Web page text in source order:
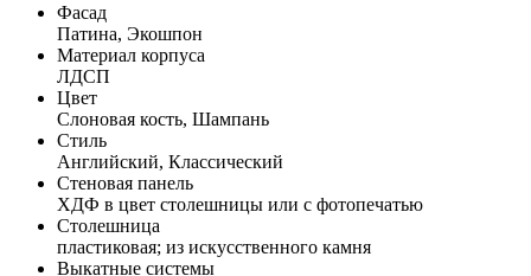
Фасад
Патина, Экошпон
Материал корпуса
ЛДСП
Цвет
Слоновая кость, Шампань
Стиль
Английский, Классический
Стеновая панель
ХДФ в цвет столешницы или с фотопечатью
Столешница
пластиковая; из искусственного камня
Выкатные системы